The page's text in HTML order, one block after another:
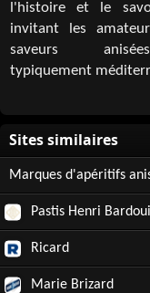
l'histoire et le
invitant les
saveurs
typiquement
Marques d'apéritifs
Pastis Henri
Ricard
Marie Brizard